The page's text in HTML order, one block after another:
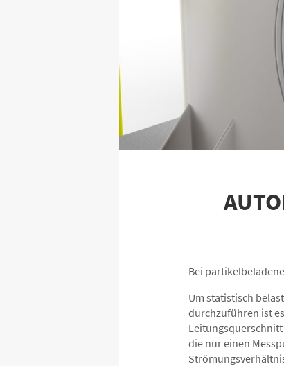
Bei
Um statistisch
durchzuführen ist
Leitungsquerschnitt
die nur einen